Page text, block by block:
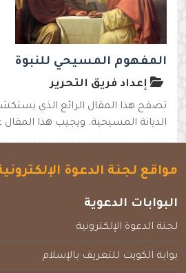
المفهوم المسيحي للنبوة
إعداد فريق التحرير
تصفح هذا المقال الرائع الذي
الديانة المسيحية. ويجيب هذا
مواقع لجنة الدعوة
البوابات الدعوية
لجنة الدعوة الإلكترونية
بوابة الكويت للتعريف بالإسلام